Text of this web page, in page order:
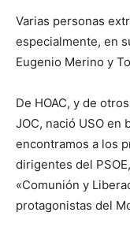
Varias personas
especialmente, en
Eugenio Merino y
De HOAC, y de
JOC, nació USO en
encontramos a los
dirigentes del
«Comunión y
protagonistas del